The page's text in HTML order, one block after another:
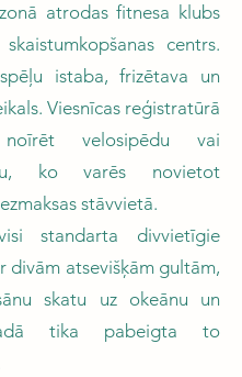
atrodas fitnesa klubs
centrs.
istaba, frizētava un
Viesnīcas reģistratūrā
noīrēt velosipēdu vai
ko varēs novietot
stāvvietā.
standarta divvietīgie
divām atsevišķām gultām,
skatu uz okeānu un
tika pabeigta to